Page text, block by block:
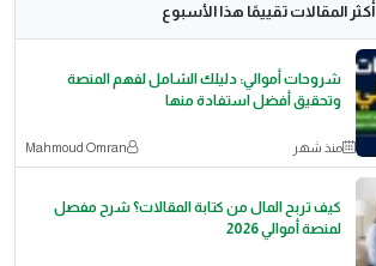
أكثر المقالات تقييمًا هذا الأسبوع
شروحات أموالي: دليلك الشامل لفهم المنصة
وتحقيق أفضل استفادة منها
منذ شهر Mahmoud Omran
كيف تربح المال من كتابة المقالات؟ شرح مفصل
لمنصة أموالي 2026